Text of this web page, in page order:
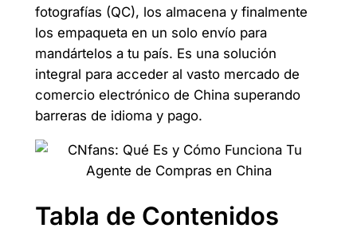
fotografías (QC), los almacena y finalmente
los empaqueta en un solo envío para
mandártelos a tu país. Es una solución
integral para acceder al vasto mercado de
comercio electrónico de China superando
barreras de idioma y pago.
Tabla de Contenidos